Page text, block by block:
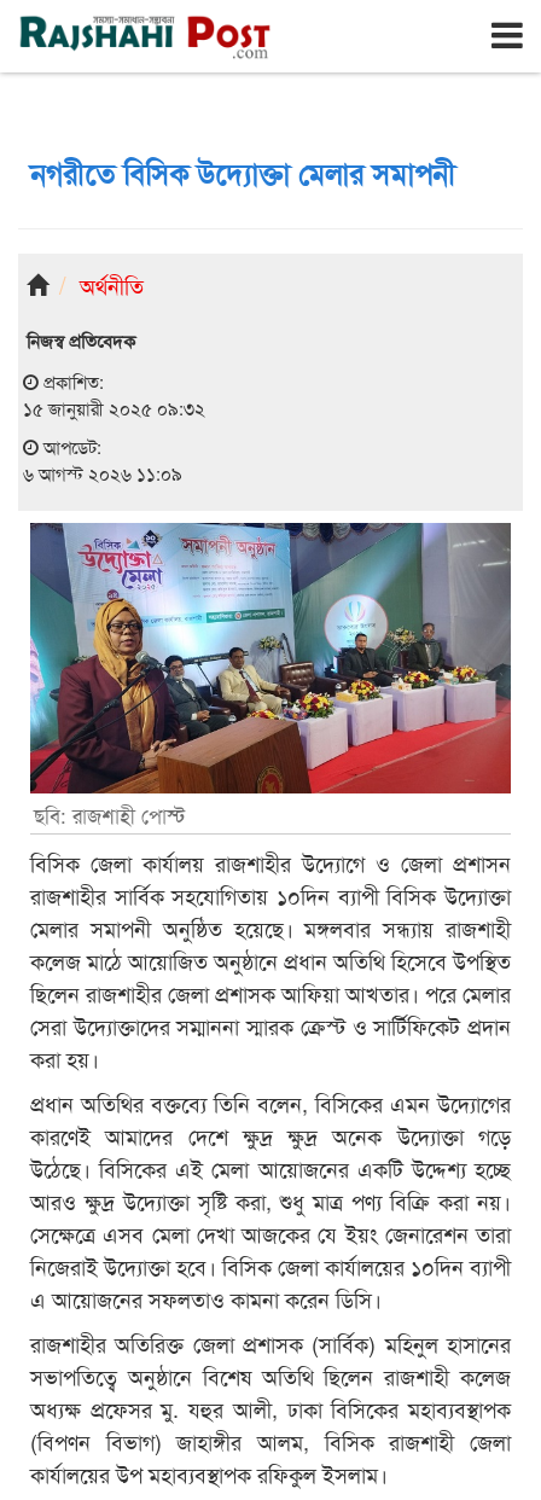
রাজশাহী বৃহঃস্পতিবার, ৬ই আগস্ট ২০২৬, ২৩শে শ্রাবণ ১৪৩৩
নগরীতে বিসিক উদ্যোক্তা মেলার সমাপনী
অর্থনীতি
নিজস্ব প্রতিবেদক
প্রকাশিত:
১৫ জানুয়ারী ২০২৫ ০৯:৩২
আপডেট:
৬ আগস্ট ২০২৬ ১১:০৯
ছবি: রাজশাহী পোস্ট
বিসিক জেলা কার্যালয় রাজশাহীর উদ্যোগে ও জেলা প্রশাসন
রাজশাহীর সার্বিক সহযোগিতায় ১০দিন ব্যাপী বিসিক উদ্যোক্তা
মেলার সমাপনী অনুষ্ঠিত হয়েছে। মঙ্গলবার সন্ধ্যায় রাজশাহী
কলেজ মাঠে আয়োজিত অনুষ্ঠানে প্রধান অতিথি হিসেবে উপস্থিত
ছিলেন রাজশাহীর জেলা প্রশাসক আফিয়া আখতার। পরে মেলার
সেরা উদ্যোক্তাদের সম্মাননা স্মারক ক্রেস্ট ও সার্টিফিকেট প্রদান
করা হয়।
প্রধান অতিথির বক্তব্যে তিনি বলেন, বিসিকের এমন উদ্যোগের
কারণেই আমাদের দেশে ক্ষুদ্র ক্ষুদ্র অনেক উদ্যোক্তা গড়ে
উঠেছে। বিসিকের এই মেলা আয়োজনের একটি উদ্দেশ্য হচ্ছে
আরও ক্ষুদ্র উদ্যোক্তা সৃষ্টি করা, শুধু মাত্র পণ্য বিক্রি করা নয়।
সেক্ষেত্রে এসব মেলা দেখা আজকের যে ইয়ং জেনারেশন তারা
নিজেরাই উদ্যোক্তা হবে। বিসিক জেলা কার্যালয়ের ১০দিন ব্যাপী
এ আয়োজনের সফলতাও কামনা করেন ডিসি।
রাজশাহীর অতিরিক্ত জেলা প্রশাসক (সার্বিক) মহিনুল হাসানের
সভাপতিত্বে অনুষ্ঠানে বিশেষ অতিথি ছিলেন রাজশাহী কলেজ
অধ্যক্ষ প্রফেসর মু. যহুর আলী, ঢাকা বিসিকের মহাব্যবস্থাপক
(বিপণন বিভাগ) জাহাঙ্গীর আলম, বিসিক রাজশাহী জেলা
কার্যালয়ের উপ মহাব্যবস্থাপক রফিকুল ইসলাম।